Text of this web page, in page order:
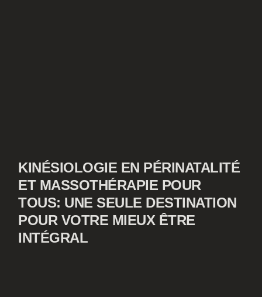
KINÉSIOLOGIE EN PÉRINATALITÉ
ET MASSOTHÉRAPIE POUR
TOUS: UNE SEULE DESTINATION
POUR VOTRE MIEUX ÊTRE
INTÉGRAL